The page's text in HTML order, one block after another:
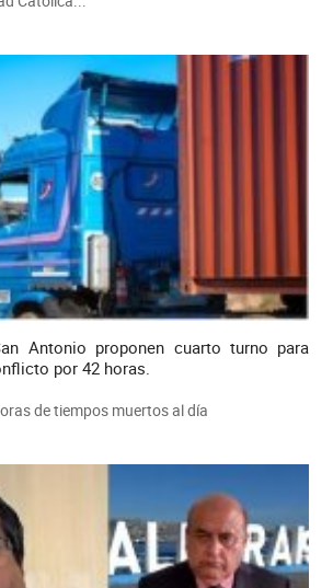
Antonio proponen cuarto turno para
por 42 horas.
de tiempos muertos al día